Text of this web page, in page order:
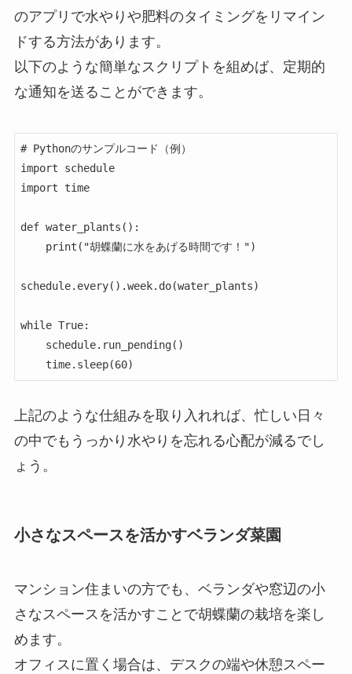
のアプリで水やりや肥料のタイミングをリマイン
ドする方法があります。
以下のような簡単なスクリプトを組めば、定期的
な通知を送ることができます。
# Pythonのサンプルコード（例）
import schedule
import time
def water_plants():
schedule.every().week.do(water_plants)
while True:
上記のような仕組みを取り入れれば、忙しい日々
の中でもうっかり水やりを忘れる心配が減るでし
ょう。
小さなスペースを活かすベランダ菜園
マンション住まいの方でも、ベランダや窓辺の小
さなスペースを活かすことで胡蝶蘭の栽培を楽し
めます。
オフィスに置く場合は、デスクの端や休憩スペー